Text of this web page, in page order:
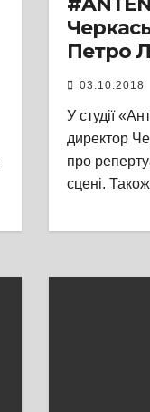
Петро
сезон
03.10.2018
У студії
директор
про
сцені.